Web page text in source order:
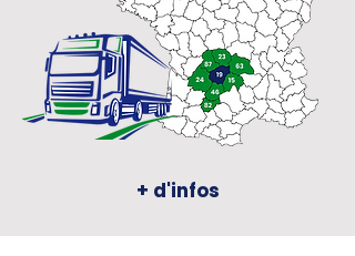
+ d'infos